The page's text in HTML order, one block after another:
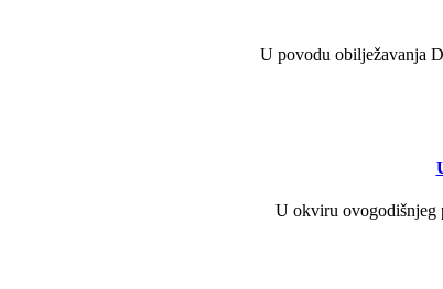
U povodu obilježavanja
U okviru ovogodišnjeg